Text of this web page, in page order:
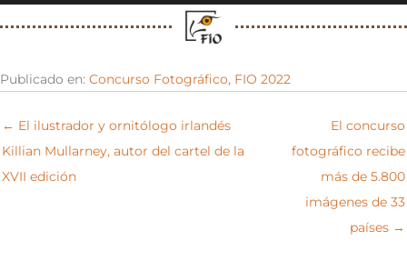
Publicado en: Concurso Fotográfico, FIO 2022
← El ilustrador y ornitólogo irlandés
Killian Mullarney, autor del cartel de la
XVII edición
El concurso
fotográfico recibe
más de 5.800
imágenes de 33
países →